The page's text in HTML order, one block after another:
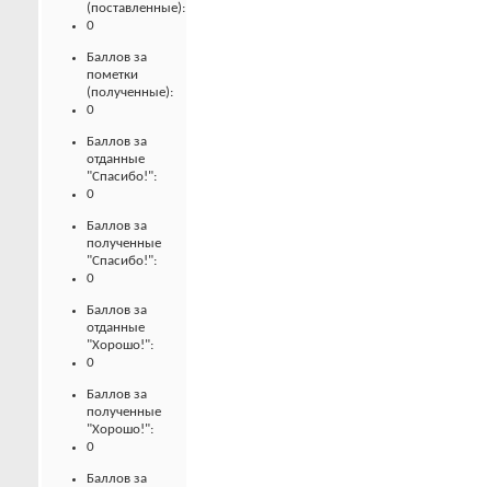
(поставленные):
0
Баллов за
пометки
(полученные):
0
Баллов за
отданные
"Спасибо!":
0
Баллов за
полученные
"Спасибо!":
0
Баллов за
отданные
"Хорошо!":
0
Баллов за
полученные
"Хорошо!":
0
Баллов за